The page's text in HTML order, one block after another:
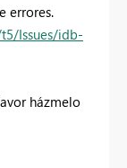
errores.
Issues/idb-
házmelo